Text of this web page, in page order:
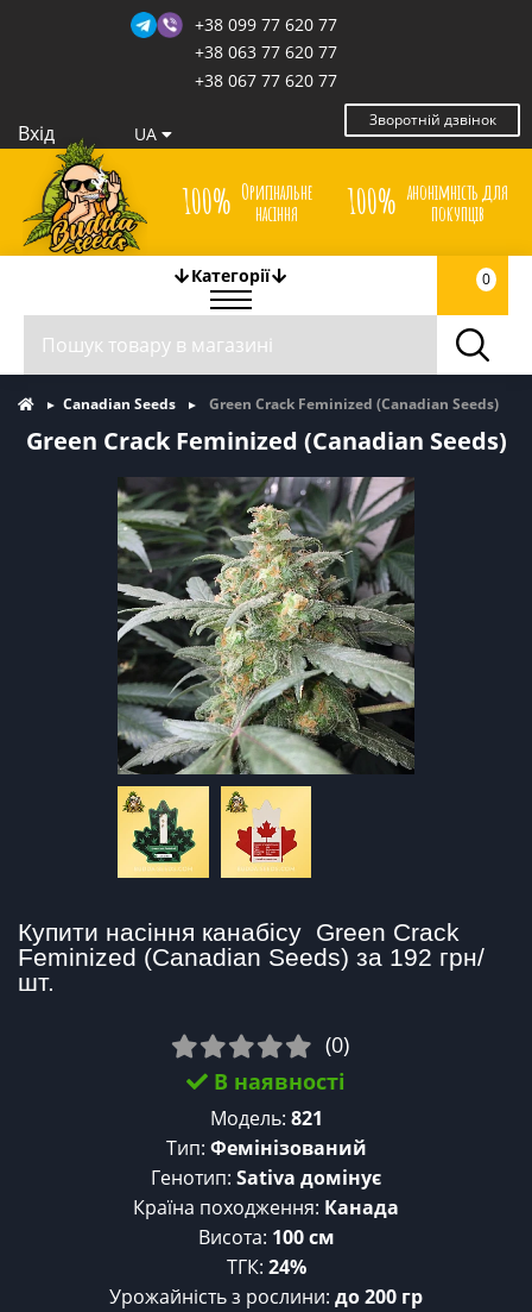
+38 099 77 620 77
+38 063 77 620 77
+38 067 77 620 77
Зворотній дзвінок
Вхід UA
100% Оригінальне
насіння
100% анонімність для
покупців
Категорії 0
Canadian Seeds Green Crack Feminized (Canadian Seeds)
Green Crack Feminized (Canadian Seeds)
Купити насіння канабісу  Green Crack
Feminized (Canadian Seeds) за 192 грн/
шт.
(0)
В наявності
Модель: 821
Тип: Фемінізований
Генотип: Sativa домінує
Країна походження: Канада
Висота: 100 cм
ТГК: 24%
Урожайність з рослини: до 200 гр